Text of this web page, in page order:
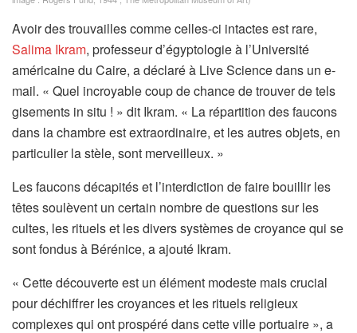
Avoir des trouvailles comme celles-ci intactes est rare,
Salima Ikram(
s
’
o
u
v
e
d
a
n
s
u
n
, professeur d’égyptologie à l’Université
américaine du Caire, a déclaré à Live Science dans un e-
mail. « Quel incroyable coup de chance de trouver de tels
gisements in situ ! » dit Ikram. « La répartition des faucons
dans la chambre est extraordinaire, et les autres objets, en
particulier la stèle, sont merveilleux. »
Les faucons décapités et l’interdiction de faire bouillir les
têtes soulèvent un certain nombre de questions sur les
cultes, les rituels et les divers systèmes de croyance qui se
sont fondus à Bérénice, a ajouté Ikram.
« Cette découverte est un élément modeste mais crucial
pour déchiffrer les croyances et les rituels religieux
complexes qui ont prospéré dans cette ville portuaire », a